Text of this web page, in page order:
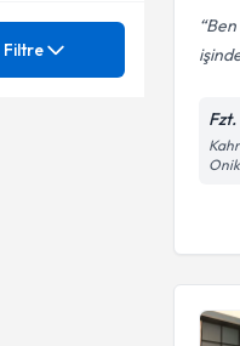
Ben
Filtre